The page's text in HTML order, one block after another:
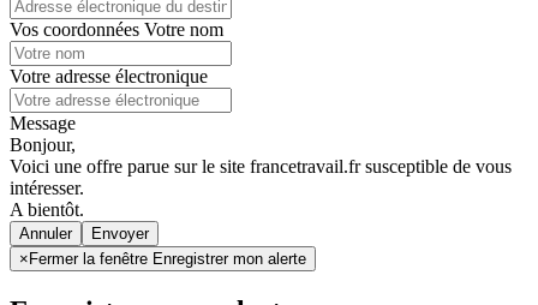
Vos coordonnées Votre nom
Votre adresse électronique
Message
Bonjour,
Voici une offre parue sur le site francetravail.fr susceptible de vous
intéresser.
A bientôt.
Annuler
× Fermer la fenêtre Enregistrer mon alerte